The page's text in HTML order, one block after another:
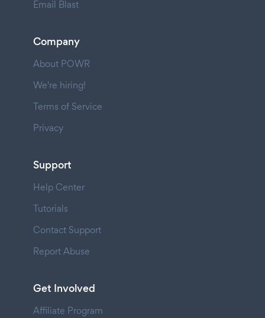
Email Blast
Company
About POWR
We're hiring!
Terms of Service
Privacy
Support
Help Center
Tutorials
Contact Support
Report Abuse
Get Involved
Affiliate Program